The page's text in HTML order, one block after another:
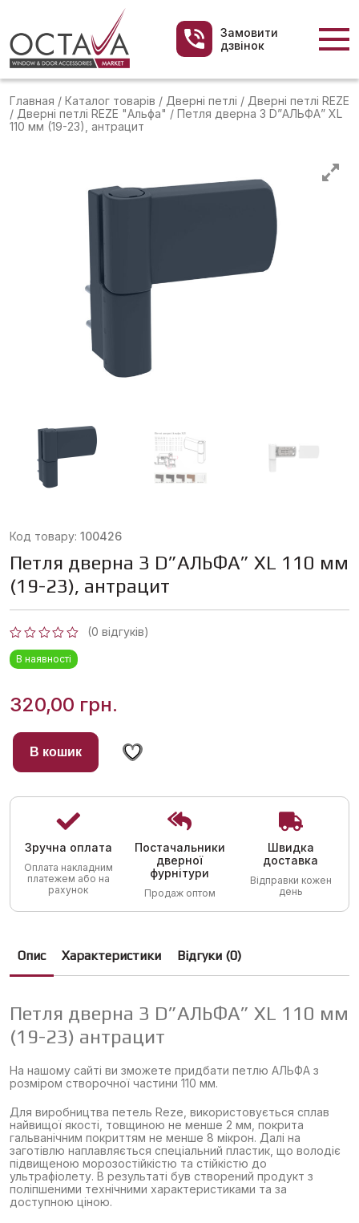
Замовити
дзвінок
Главная / Каталог товарів / Дверні петлі / Дверні петлі REZE
/ Дверні петлі REZE "Альфа" / Петля дверна 3 D”АЛЬФА” XL
110 мм (19-23), антрацит
Код товару: 100426
Петля дверна 3 D”АЛЬФА” XL 110 мм
(19-23), антрацит
Оцінено
в
0
(0 відгуків)
В наявності
320,00 грн.
В кошик
Зручна оплата
Оплата накладним
платежем або на
рахунок
Постачальники
дверної
фурнітури
Продаж оптом
Швидка
доставка
Відправки кожен
день
Опис Характеристики Відгуки (0)
Петля дверна 3 D”АЛЬФА” XL 110 мм
(19-23) антрацит
На нашому сайті ви зможете придбати петлю АЛЬФА з
розміром створочної частини 110 мм.
Для виробництва петель Reze, використовується сплав
найвищої якості, товщиною не менше 2 мм, покрита
гальванічним покриттям не менше 8 мікрон. Далі на
заготівлю наплавляється спеціальний пластик, що володіє
підвищеною морозостійкістю та стійкістю до
ультрафіолету. В результаті був створений продукт з
поліпшеними технічними характеристиками та за
доступною ціною.